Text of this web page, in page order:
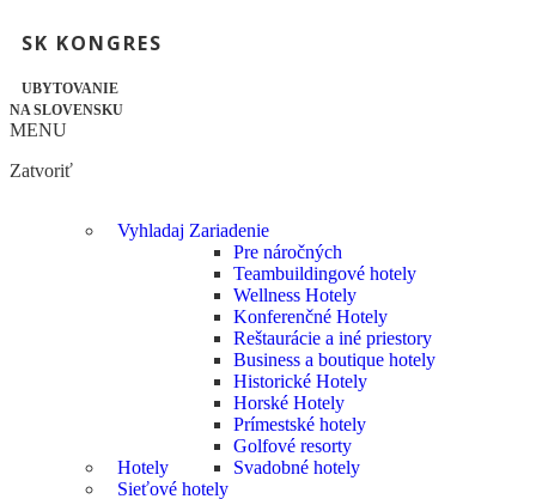
SK KONGRES
UBYTOVANIE
NA SLOVENSKU
MENU
Zatvoriť
Vyhladaj Zariadenie
Hotely
Pre náročných
Teambuildingové hotely
Wellness Hotely
Konferenčné Hotely
Reštaurácie a iné priestory
Business a boutique hotely
Historické Hotely
Horské Hotely
Prímestské hotely
Golfové resorty
Svadobné hotely
Sieťové hotely